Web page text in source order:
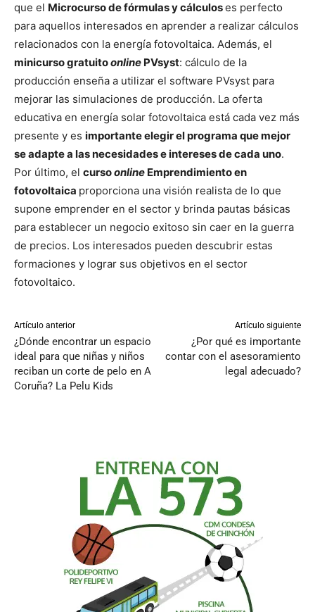
que el Microcurso de fórmulas y cálculoses perfecto
para aquellos interesados en aprender a realizar cálculos
relacionados con la energía fotovoltaica. Además, el
minicurso gratuitoonline PVsyst: cálculo de la
producción enseña a utilizar el software PVsyst para
mejorar las simulaciones de producción. La oferta
educativa en energía solar fotovoltaica está cada vez más
presente y es importante elegir el programa que mejor
se adapte a las necesidades e intereses de cada uno.
Por último, el cursoonline Emprendimiento en
fotovoltaica proporciona una visión realista de lo que
supone emprender en el sector y brinda pautas básicas
para establecer un negocio exitoso sin caer en la guerra
de precios. Los interesados pueden descubrir estas
formaciones y lograr sus objetivos en el sector
fotovoltaico.
Artículo anterior
¿Dónde encontrar un espacio
ideal para que niñas y niños
reciban un corte de pelo en A
Coruña? La Pelu Kids
Artículo siguiente
¿Por qué es importante
contar con el asesoramiento
legal adecuado?